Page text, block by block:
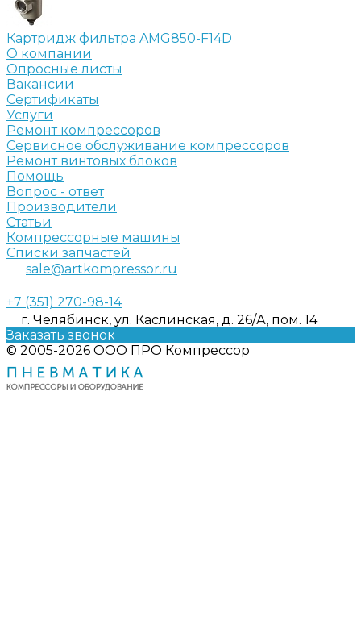
Картридж фильтра AMG850-F14D
О компании
Опросные листы
Вакансии
Сертификаты
Услуги
Ремонт компрессоров
Сервисное обслуживание компрессоров
Ремонт винтовых блоков
Помощь
Вопрос - ответ
Производители
Статьи
Компрессорные машины
Списки запчастей
sale@artkompressor.ru
+7 (351) 270-98-14
г. Челябинск, ул. Каслинская, д. 26/А, пом. 14
Заказать звонок
© 2005-2026 ООО ПРО Компрессор